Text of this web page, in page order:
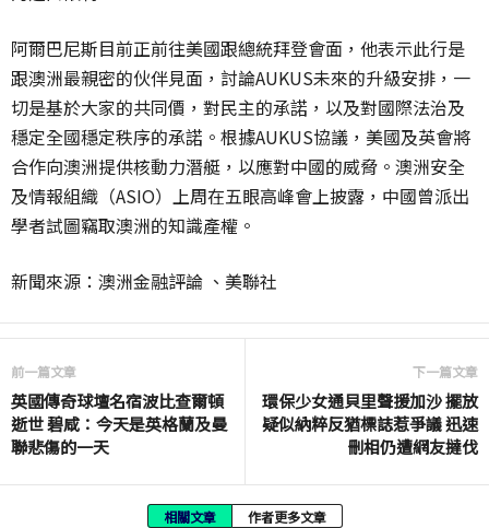
阿爾巴尼斯目前正前往美國跟總統拜登會面，他表示此行是
跟澳洲最親密的伙伴見面，討論AUKUS未來的升級安排，一
切是基於大家的共同價，對民主的承諾，以及對國際法治及
穩定全國穩定秩序的承諾。根據AUKUS協議，美國及英會將
合作向澳洲提供核動力潛艇，以應對中國的威脅。澳洲安全
及情報組織（ASIO）上周在五眼高峰會上披露，中國曾派出
學者試圖竊取澳洲的知識產權。
新聞來源：澳洲金融評論 、美聯社
前一篇文章
英國傳奇球壇名宿波比查爾頓
逝世 碧咸：今天是英格蘭及曼
聯悲傷的一天
下一篇文章
環保少女通貝里聲援加沙 擺放
疑似納粹反猶標誌惹爭議 迅速
刪相仍遭網友撻伐
相關文章 作者更多文章